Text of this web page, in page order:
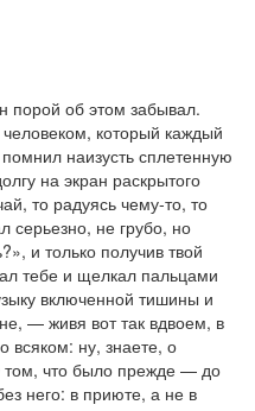
порой об этом забывал.
который каждый
наизусть сплетенную
на экран раскрытого
то радуясь чему-то, то
серьезно, не грубо, но
и только получив твой
тебе и щелкал пальцами
включенной тишины и
— живя вот так вдвоем, в
всяком: ну, знаете, о
что было прежде — до
него: в приюте, а не в